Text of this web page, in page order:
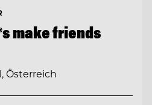
make friends
Österreich